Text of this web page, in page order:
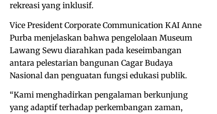
rekreasi yang inklusif.
Vice President Corporate Communication KAI Anne
Purba menjelaskan bahwa pengelolaan Museum
Lawang Sewu diarahkan pada keseimbangan
antara pelestarian bangunan Cagar Budaya
Nasional dan penguatan fungsi edukasi publik.
“Kami menghadirkan pengalaman berkunjung
yang adaptif terhadap perkembangan zaman,